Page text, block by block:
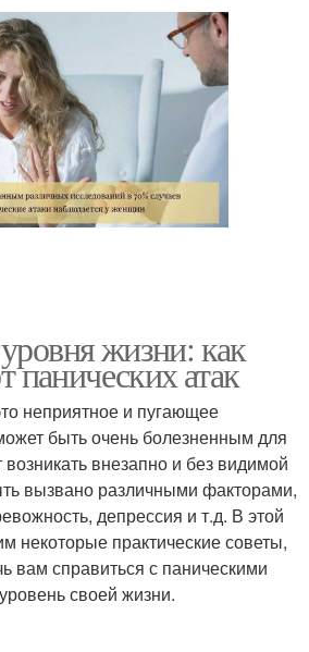
жизни: как
панических атак
неприятное и пугающее
быть очень болезненным для
внезапно и без видимой
вызвано различными факторами,
депрессия и т.д. В этой
некоторые практические советы,
вам справиться с паническими
своей жизни.